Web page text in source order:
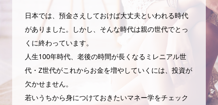
日本では、預金さえしておけば大丈夫といわれる時代
がありました。しかし、そんな時代は親の世代でとっ
くに終わっています。
人生100年時代、老後の時間が長くなるミレニアル世
代・Z世代がこれからお金を増やしていくには、投資が
欠かせません。
若いうちから身につけておきたいマネー学をチェック